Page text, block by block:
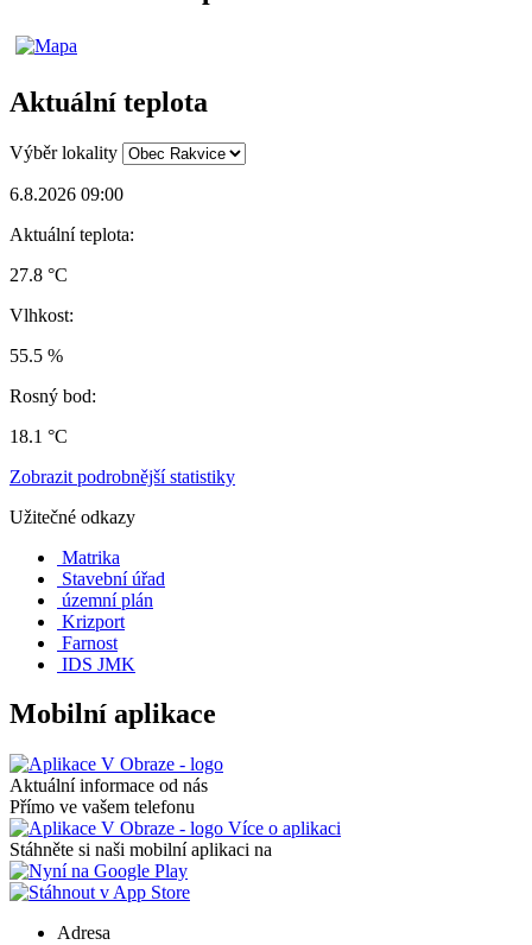
Aktuální teplota
Výběr lokality
6.8.2026 09:00
Aktuální teplota:
27.8 °C
Vlhkost:
55.5 %
Rosný bod:
18.1 °C
Zobrazit podrobnější statistiky
Užitečné odkazy
Matrika
Stavební úřad
územní plán
Krizport
Farnost
IDS JMK
Mobilní aplikace
Aktuální informace od nás
Přímo ve vašem telefonu
Více o aplikaci
Stáhněte si naši mobilní aplikaci na
Adresa